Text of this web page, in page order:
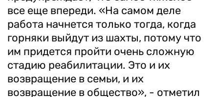
все еще впереди. «На самом деле
работа начнется только тогда, когда
горняки выйдут из шахты, потому что
им придется пройти очень сложную
стадию реабилитации. Это и их
возвращение в семьи, и их
возвращение в общество», - отметил